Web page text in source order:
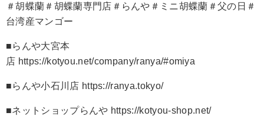
＃胡蝶蘭＃胡蝶蘭専門店＃らんや＃ミニ胡蝶蘭＃父の日＃
台湾産マンゴー
■らんや大宮本
店 https://kotyou.net/company/ranya/#omiya
■らんや小石川店 https://ranya.tokyo/
■ネットショップらんや https://kotyou-shop.net/